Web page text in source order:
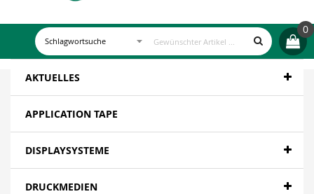
0
AKTUELLES
APPLICATION TAPE
DISPLAYSYSTEME
DRUCKMEDIEN